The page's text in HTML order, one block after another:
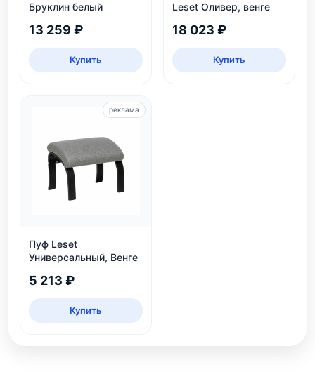
Бруклин белый
13 259 ₽
Купить
Leset Оливер, венге
18 023 ₽
Купить
Пуф Leset
Универсальный, Венге
5 213 ₽
Купить
реклама